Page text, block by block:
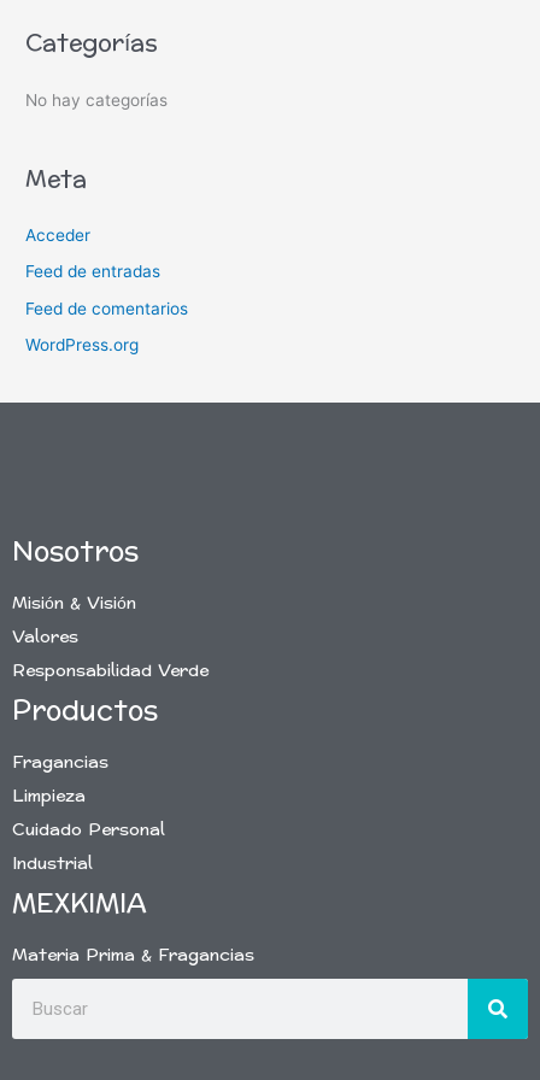
r
:
Categorías
No hay categorías
Meta
Acceder
Feed de entradas
Feed de comentarios
WordPress.org
Nosotros
Misión & Visión
Valores
Responsabilidad Verde
Productos
Fragancias
Limpieza
Cuidado Personal
Industrial
MEXKIMIA
Materia Prima & Fragancias